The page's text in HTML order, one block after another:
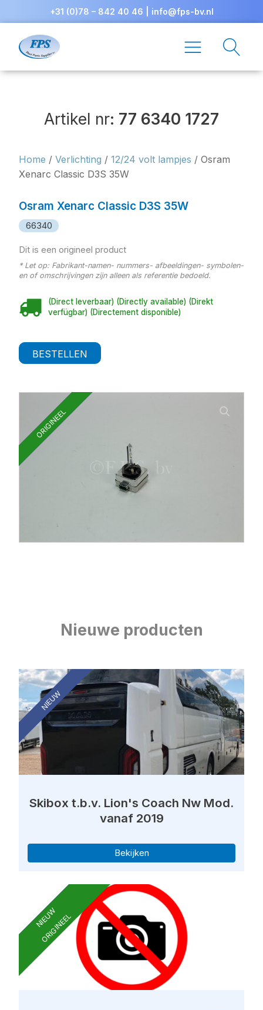
+31 (0)78 – 842 40 46 info@fps-bv.nl
Artikel nr: 77 6340 1727
Home / Verlichting / 12/24 volt lampjes / Osram
Xenarc Classic D3S 35W
ORIGINEEL
Osram Xenarc Classic D3S 35W
66340
Dit is een origineel product
* Let op: Fabrikant-namen- nummers- afbeeldingen- symbolen-
en of omschrijvingen zijn alleen als referentie bedoeld.
(Direct leverbaar) (Directly available) (Direkt
verfügbar) (Directement disponible)
BESTELLEN
Nieuwe producten
NIEUW
Skibox t.b.v. Lion's Coach Nw Mod.
vanaf 2019
Bekijken
NIEUW
ORIGINEEL